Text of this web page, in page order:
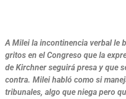
A Milei la incontinencia verbal le
gritos en el Congreso que la
de Kirchner seguirá presa y que
contra. Milei habló como si
tribunales, algo que niega pero